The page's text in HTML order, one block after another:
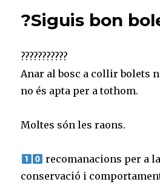
?Siguis bon
???????????
Anar al bosc a collir bolets
no és apta per a tothom. ⠀
Moltes són les raons.⠀
recomanacions per a
conservació i